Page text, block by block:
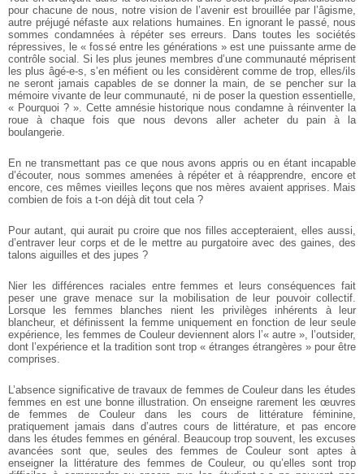
pour chacune de nous, notre vision de l’avenir est brouillée par l’âgisme,
autre préjugé néfaste aux relations humaines. En ignorant le passé, nous
sommes condamnées à répéter ses erreurs. Dans toutes les sociétés
répressives, le « fossé entre les générations » est une puissante arme de
contrôle social. Si les plus jeunes membres d’une communauté méprisent
les plus âgé-e-s, s’en méfient ou les considèrent comme de trop, elles/ils
ne seront jamais capables de se donner la main, de se pencher sur la
mémoire vivante de leur communauté, ni de poser la question essentielle,
« Pourquoi ? ». Cette amnésie historique nous condamne à réinventer la
roue à chaque fois que nous devons aller acheter du pain à la
boulangerie.
En ne transmettant pas ce que nous avons appris ou en étant incapable
d’écouter, nous sommes amenées à répéter et à réapprendre, encore et
encore, ces mêmes vieilles leçons que nos mères avaient apprises. Mais
combien de fois a t-on déjà dit tout cela ?
Pour autant, qui aurait pu croire que nos filles accepteraient, elles aussi,
d’entraver leur corps et de le mettre au purgatoire avec des gaines, des
talons aiguilles et des jupes ?
Nier les différences raciales entre femmes et leurs conséquences fait
peser une grave menace sur la mobilisation de leur pouvoir collectif.
Lorsque les femmes blanches nient les privilèges inhérents à leur
blancheur, et définissent la femme uniquement en fonction de leur seule
expérience, les femmes de Couleur deviennent alors l’« autre », l’outsider,
dont l’expérience et la tradition sont trop « étranges étrangères » pour être
comprises.
L’absence significative de travaux de femmes de Couleur dans les études
femmes en est une bonne illustration. On enseigne rarement les œuvres
de femmes de Couleur dans les cours de littérature féminine,
pratiquement jamais dans d’autres cours de littérature, et pas encore
dans les études femmes en général. Beaucoup trop souvent, les excuses
avancées sont que, seules des femmes de Couleur sont aptes à
enseigner la littérature des femmes de Couleur, ou qu’elles sont trop